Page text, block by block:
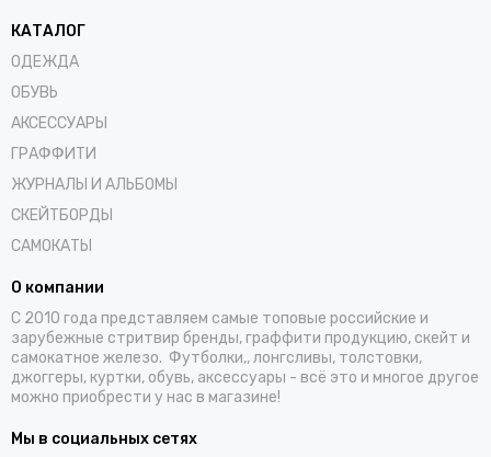
КАТАЛОГ
ОДЕЖДА
ОБУВЬ
АКСЕССУАРЫ
ГРАФФИТИ
ЖУРНАЛЫ И АЛЬБОМЫ
СКЕЙТБОРДЫ
САМОКАТЫ
О компании
С 2010 года представляем самые топовые российские и
зарубежные стритвир бренды, граффити продукцию, скейт и
самокатное железо. Футболки,, лонгсливы, толстовки,
джоггеры, куртки, обувь, аксессуары - всё это и многое другое
можно приобрести у нас в магазине!
Мы в социальных сетях